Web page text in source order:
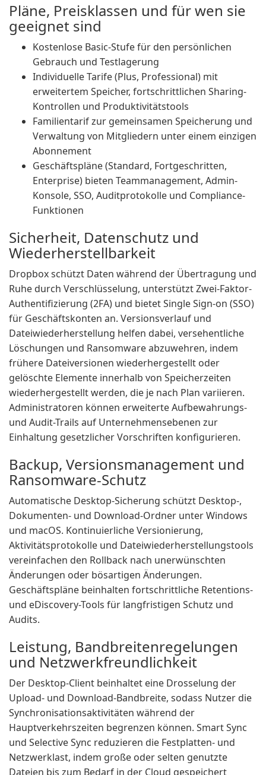
Pläne, Preisklassen und für wen sie
geeignet sind
Kostenlose Basic-Stufe für den persönlichen
Gebrauch und Testlagerung
Individuelle Tarife (Plus, Professional) mit
erweitertem Speicher, fortschrittlichen Sharing-
Kontrollen und Produktivitätstools
Familientarif zur gemeinsamen Speicherung und
Verwaltung von Mitgliedern unter einem einzigen
Abonnement
Geschäftspläne (Standard, Fortgeschritten,
Enterprise) bieten Teammanagement, Admin-
Konsole, SSO, Auditprotokolle und Compliance-
Funktionen
Sicherheit, Datenschutz und
Wiederherstellbarkeit
Dropbox schützt Daten während der Übertragung und
Ruhe durch Verschlüsselung, unterstützt Zwei-Faktor-
Authentifizierung (2FA) und bietet Single Sign-on (SSO)
für Geschäftskonten an. Versionsverlauf und
Dateiwiederherstellung helfen dabei, versehentliche
Löschungen und Ransomware abzuwehren, indem
frühere Dateiversionen wiederhergestellt oder
gelöschte Elemente innerhalb von Speicherzeiten
wiederhergestellt werden, die je nach Plan variieren.
Administratoren können erweiterte Aufbewahrungs-
und Audit-Trails auf Unternehmensebenen zur
Einhaltung gesetzlicher Vorschriften konfigurieren.
Backup, Versionsmanagement und
Ransomware-Schutz
Automatische Desktop-Sicherung schützt Desktop-,
Dokumenten- und Download-Ordner unter Windows
und macOS. Kontinuierliche Versionierung,
Aktivitätsprotokolle und Dateiwiederherstellungstools
vereinfachen den Rollback nach unerwünschten
Änderungen oder bösartigen Änderungen.
Geschäftspläne beinhalten fortschrittliche Retentions-
und eDiscovery-Tools für langfristigen Schutz und
Audits.
Leistung, Bandbreitenregelungen
und Netzwerkfreundlichkeit
Der Desktop-Client beinhaltet eine Drosselung der
Upload- und Download-Bandbreite, sodass Nutzer die
Synchronisationsaktivitäten während der
Hauptverkehrszeiten begrenzen können. Smart Sync
und Selective Sync reduzieren die Festplatten- und
Netzwerklast, indem große oder selten genutzte
Dateien bis zum Bedarf in der Cloud gespeichert